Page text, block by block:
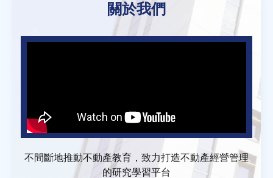
關於我們
不間斷地推動不動產教育，致力打造不動產經營管理
的研究學習平台